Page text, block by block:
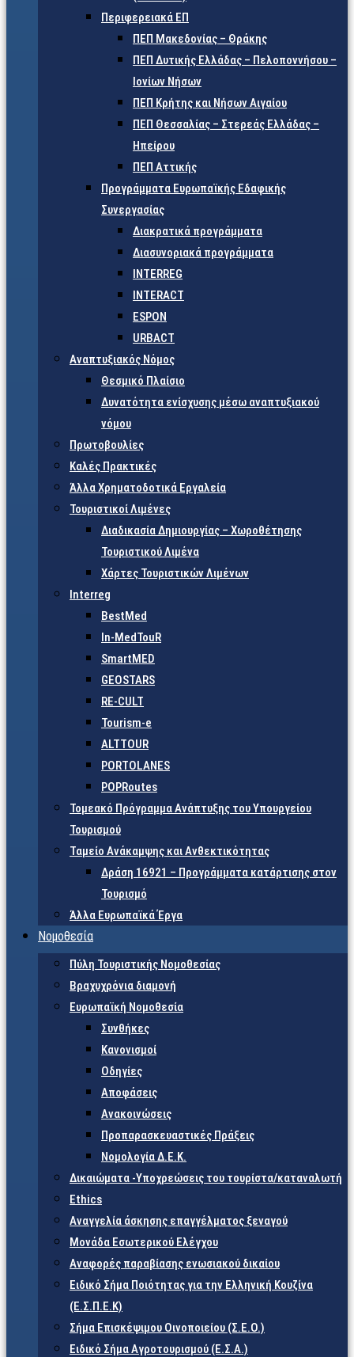
Περιφερειακά ΕΠ
ΠΕΠ Μακεδονίας – Θράκης
ΠΕΠ Δυτικής Ελλάδας – Πελοποννήσου –
Ιονίων Νήσων
ΠΕΠ Κρήτης και Νήσων Αιγαίου
ΠΕΠ Θεσσαλίας – Στερεάς Ελλάδας –
Ηπείρου
ΠΕΠ Αττικής
Προγράμματα Ευρωπαϊκής Εδαφικής
Συνεργασίας
Διακρατικά προγράμματα
Διασυνοριακά προγράμματα
INTERREG
INTERACT
ESPON
URBACT
Αναπτυξιακός Νόμος
Θεσμικό Πλαίσιο
Δυνατότητα ενίσχυσης μέσω αναπτυξιακού
νόμου
Πρωτοβουλίες
Καλές Πρακτικές
Άλλα Χρηματοδοτικά Εργαλεία
Τουριστικοί Λιμένες
Διαδικασία Δημιουργίας – Χωροθέτησης
Τουριστικού Λιμένα
Χάρτες Τουριστικών Λιμένων
Interreg
BestMed
In-MedTouR
SmartMED
GEOSTARS
RE-CULT
Tourism-e
ALTTOUR
PORTOLANES
POPRoutes
Τομεακό Πρόγραμμα Ανάπτυξης του Υπουργείου
Τουρισμού
Ταμείο Ανάκαμψης και Ανθεκτικότητας
Δράση 16921 – Προγράμματα κατάρτισης στον
Τουρισμό
Άλλα Ευρωπαϊκά Έργα
Νομοθεσία
Πύλη Τουριστικής Νομοθεσίας
Βραχυχρόνια διαμονή
Ευρωπαϊκή Νομοθεσία
Συνθήκες
Κανονισμοί
Οδηγίες
Αποφάσεις
Ανακοινώσεις
Προπαρασκευαστικές Πράξεις
Νομολογία Δ.Ε.Κ.
Δικαιώματα -Υποχρεώσεις του τουρίστα/καταναλωτή
Ethics
Αναγγελία άσκησης επαγγέλματος ξεναγού
Μονάδα Εσωτερικού Ελέγχου
Αναφορές παραβίασης ενωσιακού δικαίου
Ειδικό Σήμα Ποιότητας για την Ελληνική Κουζίνα
(Ε.Σ.Π.Ε.Κ)
Σήμα Επισκέψιμου Οινοποιείου (Σ.Ε.Ο.)
Ειδικό Σήμα Αγροτουρισμού (Ε.Σ.Α.)